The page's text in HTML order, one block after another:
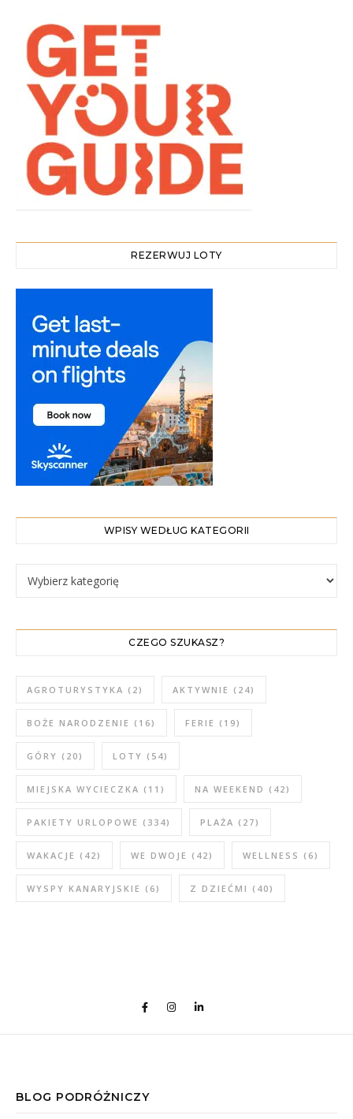
REZERWUJ LOTY
WPISY WEDŁUG KATEGORII
WPISY WEDŁUG KATEGORII
CZEGO SZUKASZ?
AGROTURYSTYKA (2) AKTYWNIE (24)
BOŻE NARODZENIE (16) FERIE (19)
GÓRY (20) LOTY (54)
MIEJSKA WYCIECZKA (11) NA WEEKEND (42)
PAKIETY URLOPOWE (334) PLAŻA (27)
WAKACJE (42) WE DWOJE (42) WELLNESS (6)
WYSPY KANARYJSKIE (6) Z DZIEĆMI (40)
BLOG PODRÓŻNICZY